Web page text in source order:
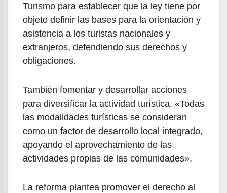
Turismo para establecer que la ley tiene por
objeto definir las bases para la orientación y
asistencia a los turistas nacionales y
extranjeros, defendiendo sus derechos y
obligaciones.
También fomentar y desarrollar acciones
para diversificar la actividad turística. «Todas
las modalidades turísticas se consideran
como un factor de desarrollo local integrado,
apoyando el aprovechamiento de las
actividades propias de las comunidades».
La reforma plantea promover el derecho al